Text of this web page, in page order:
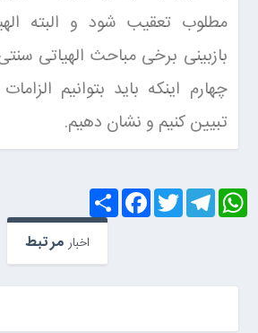
مطلوب تعقیب شود و البته
بازبینی برخی مباحث الهیاتی
چهارم اینکه باید بتوانیم
تبیین کنیم و نشان دهیم.
S
h
a
F
a
c
T
w
i
T
e
l
W
h
a
اخبار مرتبط